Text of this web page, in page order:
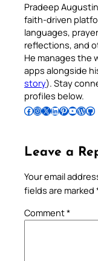
Pradeep
faith-driven
languages,
reflections, and
He manages the
apps alongside
story). Stay
profiles below.
Follow Pradeep on Facebook Follow Pradeep on InstagramFollow Pradeep on X Follow Pradeep on LinkedIn Follow Pradeep on Pinterest Subscribe to Pradeep’s Youtube Channel Follow Pradeep on WordPress Follow Pradeep on GitHub
Leave a
Your email
fields are marked
Comment*